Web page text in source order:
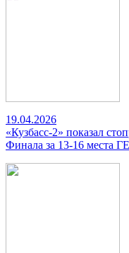
19.04.2026
«Кузбасс-2» показал
Финала за 13-16 места